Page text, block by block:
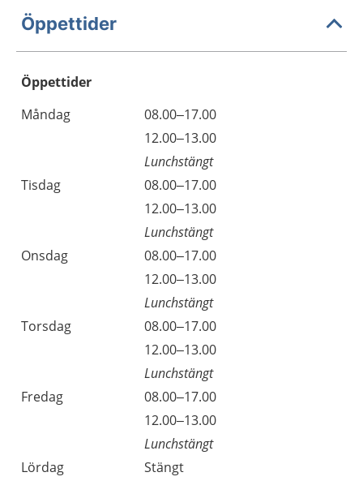
Öppettider
Öppettider
Dag
Öppettider
Kommentarer
Måndag
08.00–17.00
12.00–13.00
Lunchstängt
Tisdag
08.00–17.00
12.00–13.00
Lunchstängt
Onsdag
08.00–17.00
12.00–13.00
Lunchstängt
Torsdag
08.00–17.00
12.00–13.00
Lunchstängt
Fredag
08.00–17.00
12.00–13.00
Lunchstängt
Lördag
Stängt